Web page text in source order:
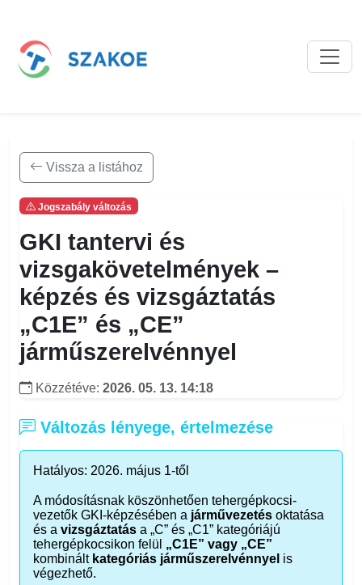
Vissza a listához
Jogszabály változás
GKI tantervi és
vizsgakövetelmények –
képzés és vizsgáztatás
„C1E” és „CE”
járműszerelvénnyel
Közzétéve: 2026. 05. 13. 14:18
Változás lényege, értelmezése
Hatályos: 2026. május 1-től
A módosításnak köszönhetően tehergépkocsi-
vezetők GKI-képzésében a járművezetés oktatása
és a vizsgáztatás a „C” és „C1” kategóriájú
tehergépkocsikon felül „C1E” vagy „CE”
kombinált kategóriás járműszerelvénnyel is
végezhető.